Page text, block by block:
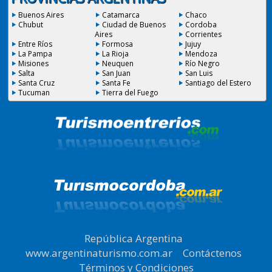
Buenos Aires Catamarca
Chaco
Chubut
Ciudad de Buenos
Aires
Cordoba
Corrientes
Entre Ríos
Formosa
Jujuy
La Pampa
La Rioja
Mendoza
Misiones
Neuquen
Río Negro
Salta
San Juan
San Luis
Santa Cruz
Santa Fe
Santiago del Estero
Tucuman
Tierra del Fuego
República Argentina
www.argentinaturismo.com.ar| Contáctenos
Términos y Condiciones